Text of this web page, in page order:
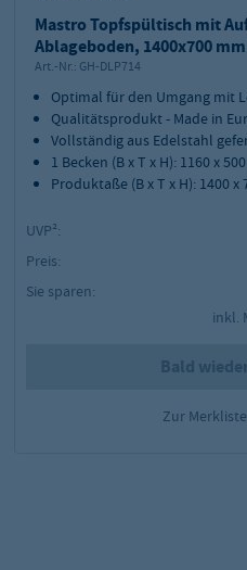
Mastro Topfspültisch mit
Ablageboden, 1400x700 mm
Art.-Nr.: GH-DLP714
Optimal für den Umgang mit
Qualitätsprodukt - Made in
Vollständig aus Edelstahl
1 Becken (B x T x H): 1160 x
Produktaße (B x T x H): 1400 x
UVP²:
Preis:
Sie sparen:
inkl.
Bald
Zur